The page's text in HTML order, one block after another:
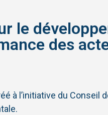
le
des
à l’initiative du Conseil